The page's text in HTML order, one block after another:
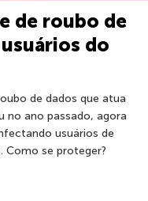
de roubo de
do
de dados que atua
no ano passado, agora
usuários de
Como se proteger?